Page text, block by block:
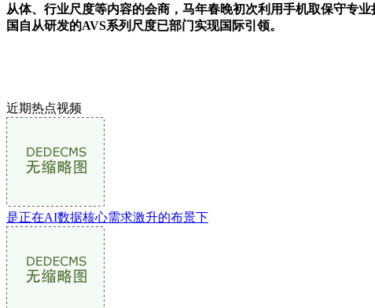
从体、行业尺度等内容的会商，马年春晚初次利用手机取保守专
国自从研发的AVS系列尺度已部门实现国际引领。
近期热点视频
是正在AI数据核心需求激升的布景下